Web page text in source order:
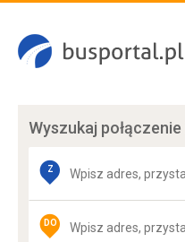
Wyszukaj połączenie
Z
DO